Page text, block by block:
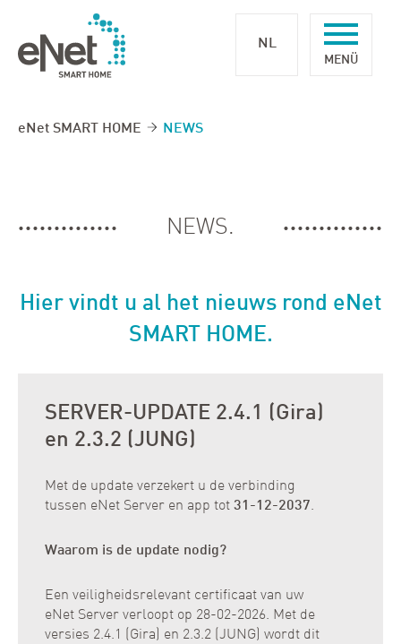
NL
eNet SMART HOME NEWS
NEWS.
Hier vindt u al het nieuws rond eNet
SMART HOME.
SERVER-UPDATE 2.4.1 (Gira)
en 2.3.2 (JUNG)
Met de update verzekert u de verbinding
tussen eNet Server en app tot 31-12-2037.
Waarom is de update nodig?
Een veiligheidsrelevant certificaat van uw
eNet Server verloopt op 28-02-2026. Met de
versies 2.4.1 (Gira) en 2.3.2 (JUNG) wordt dit